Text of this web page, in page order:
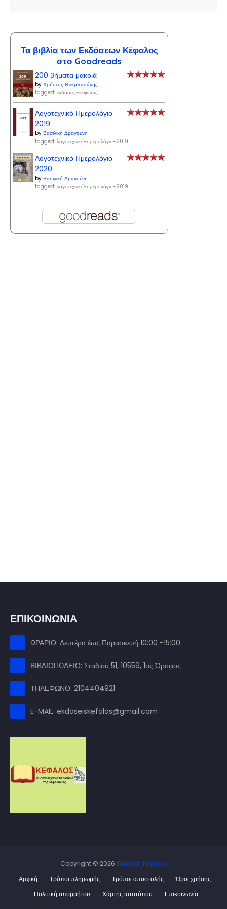
Τα βιβλία των Εκδόσεων Κέφαλος
στο Goodreads
200 βήματα μακριά
by Χρήστος Ντικμπασάνης
tagged: εκδόσεις-κέφαλος
Λογοτεχνικό Ημερολόγιο
2019
by Βασιλική Δραγούνη
tagged: λογοτεχνικό-ημερολόγιο-2019
Λογοτεχνικό Ημερολόγιο
2020
by Βασιλική Δραγούνη
tagged: λογοτεχνικό-ημερολόγιο-2019
ΕΠΙΚΟΙΝΩΝΙΑ
ΩΡΑΡΙΟ: Δευτέρα έως Παρασκευή 10:00 -15:00
ΒΙΒΛΙΟΠΩΛΕΙΟ: Σταδίου 51, 10559, 1ος Όροφος
ΤΗΛΕΦΩΝΟ: 2104404921
E-MAIL: ekdoseiskefalos@gmail.com
Copyright © 2026 Εκδόσεις Κέφαλος
Αρχική
Τρόποι πληρωμής Τρόποι αποστολής
Όροι χρήσης
Πολιτική απορρήτου
Χάρτης ιστοτόπου Επικοινωνία